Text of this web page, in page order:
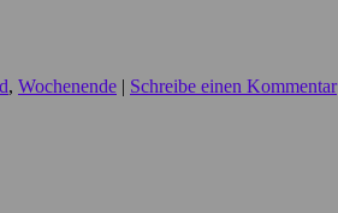
, Wochenende | Schreibe einen Kommentar